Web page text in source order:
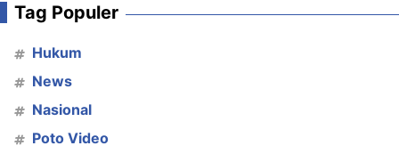
Tag Populer
Hukum
News
Nasional
Poto Video